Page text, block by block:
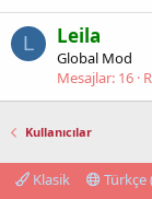
L Leila
Global Mod
Mesajlar 16
Kullanıcılar
Klasik
Türkçe